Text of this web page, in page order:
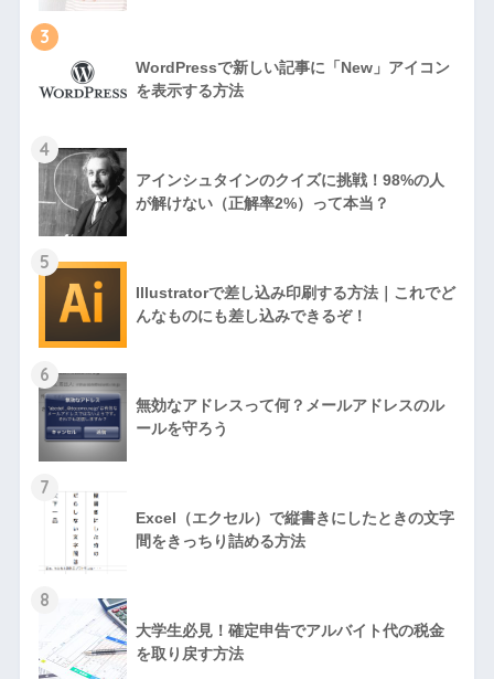
3
WordPressで新しい記事に「New」アイコン
を表示する方法
4
アインシュタインのクイズに挑戦！98%の人
が解けない（正解率2%）って本当？
5
Illustratorで差し込み印刷する方法｜これでど
んなものにも差し込みできるぞ！
6
無効なアドレスって何？メールアドレスのル
ールを守ろう
7
Excel（エクセル）で縦書きにしたときの文字
間をきっちり詰める方法
8
大学生必見！確定申告でアルバイト代の税金
を取り戻す方法